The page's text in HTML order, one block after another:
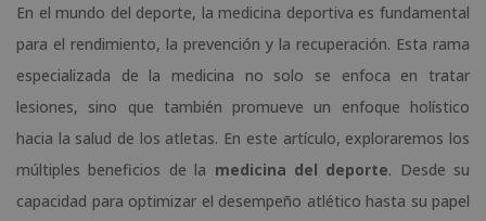
En el mundo del deporte, la medicina deportiva es fundamental
para el rendimiento, la prevención y la recuperación. Esta rama
especializada de la medicina no solo se enfoca en tratar
lesiones, sino que también promueve un enfoque holístico
hacia la salud de los atletas. En este artículo, exploraremos los
múltiples beneficios de la medicina del deporte. Desde su
capacidad para optimizar el desempeño atlético hasta su papel